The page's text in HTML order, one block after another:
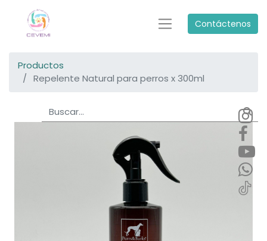
Contáctenos
Productos
Repelente Natural para perros x 300ml